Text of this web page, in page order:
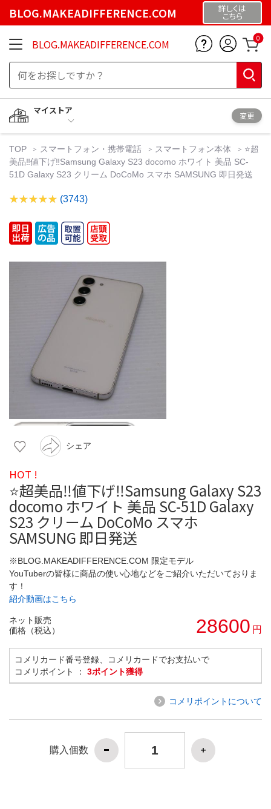
BLOG.MAKEADIFFERENCE.COM 詳しくは
こちら
BLOG.MAKEADIFFERENCE.COM 0
マイストア
変更
TOP スマートフォン・携帯電話 スマートフォン本体
⭐️超
美品‼️値下げ‼️Samsung Galaxy S23 docomo ホワイト 美品 SC-
51D Galaxy S23 クリーム DoCoMo スマホ SAMSUNG 即日発送
(3743)
シェア
HOT !
⭐️超美品‼️値下げ‼️Samsung Galaxy S23
docomo ホワイト 美品 SC-51D Galaxy
S23 クリーム DoCoMo スマホ
SAMSUNG 即日発送
※BLOG.MAKEADIFFERENCE.COM 限定モデル
YouTuberの皆様に商品の使い心地などをご紹介いただいておりま
す！
紹介動画はこちら
ネット販売
価格（税込）
28600 円
コメリカード番号登録、コメリカードでお支払いで
コメリポイント ： 3ポイント獲得
コメリポイントについて
購入個数